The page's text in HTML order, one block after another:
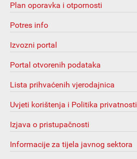
Plan oporavka i otpornosti
Potres info
Izvozni portal
Portal otvorenih podataka
Lista prihvaćenih vjerodajnica
Uvjeti korištenja i Politika privatnosti
Izjava o pristupačnosti
Informacije za tijela javnog sektora